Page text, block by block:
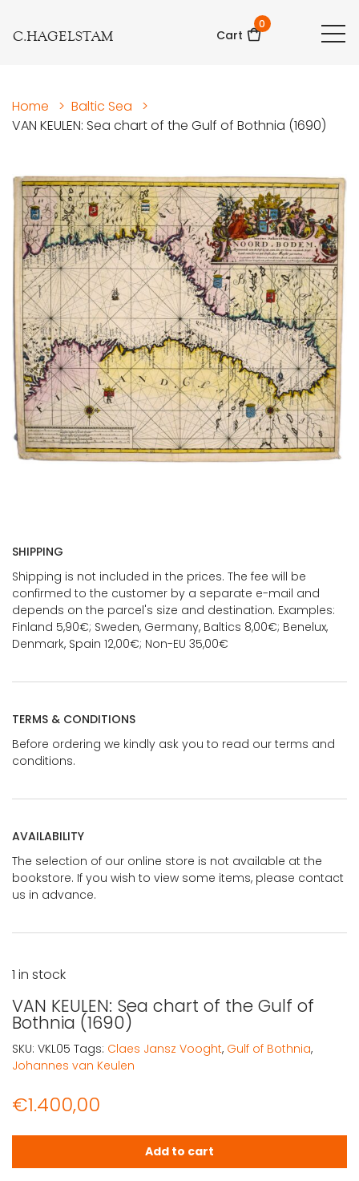
C.HAGELSTAM Cart
0
Home > Baltic Sea
>
VAN KEULEN: Sea chart of the Gulf of Bothnia (1690)
SHIPPING
Shipping is not included in the prices. The fee will be
confirmed to the customer by a separate e-mail and
depends on the parcel's size and destination. Examples:
Finland 5,90€; Sweden, Germany, Baltics 8,00€; Benelux,
Denmark, Spain 12,00€; Non-EU 35,00€
TERMS & CONDITIONS
Before ordering we kindly ask you to read our terms and
conditions.
AVAILABILITY
The selection of our online store is not available at the
bookstore. If you wish to view some items, please contact
us in advance.
VAN KEULEN: Sea chart of the Gulf of
Bothnia (1690)
€1.400,00
1 in stock
VAN KEULEN: Sea chart of the Gulf of Bothnia (1690)
Add to cart
SKU: VKL05 Tags: Claes Jansz Vooght, Gulf of Bothnia,
Johannes van Keulen